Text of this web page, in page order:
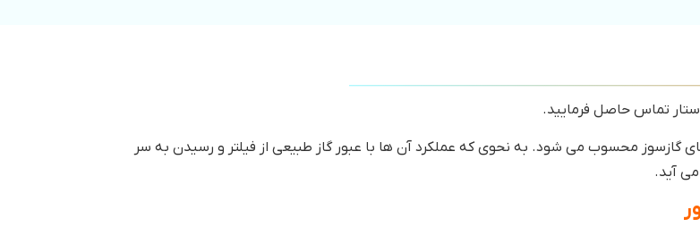
گازسوز محسوب می شود. به نحوی که عملکرد آن ها با عبور گاز طبیعی از فیلتر و رسیدن به سر
آید.